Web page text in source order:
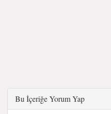
Bu İçeriğe Yorum Yap